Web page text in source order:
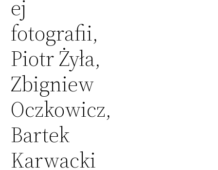
ej
fotografii,
Piotr Żyła,
Zbigniew
Oczkowicz,
Bartek
Karwacki